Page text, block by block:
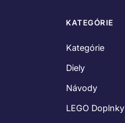
KATEGÓRIE
Kategórie
Diely
Návody
LEGO Doplnky